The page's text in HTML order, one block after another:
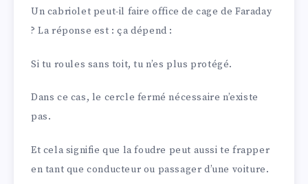
Un cabriolet peut-il faire office de cage de Faraday
? La réponse est : ça dépend :
Si tu roules sans toit, tu n’es plus protégé.
Dans ce cas, le cercle fermé nécessaire n’existe
pas.
Et cela signifie que la foudre peut aussi te frapper
en tant que conducteur ou passager d’une voiture.